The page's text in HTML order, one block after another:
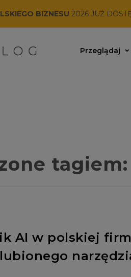
Przeglądaj
tagiem:
AI w polskiej
BIZNESU 2026 JUŻ